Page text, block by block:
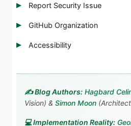
Report Security Issue
GitHub Organization
Accessibility
✍️ Blog Authors: Hagbard
Vision) & Simon Moon
💻 Implementation Reality: